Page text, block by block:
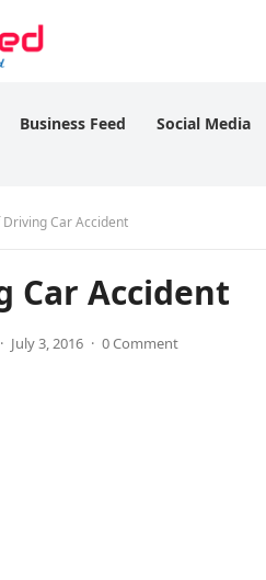
Business Feed Social Media
Driving Car Accident
Car Accident
· July 3, 2016 · 0 Comment